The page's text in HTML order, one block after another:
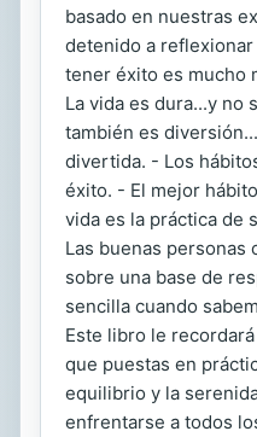
basado en nuestras
detenido a
tener éxito es mucho
La vida es dura...y no
también es
divertida. - Los
éxito. - El mejor
vida es la práctica de
Las buenas personas
sobre una base de
sencilla cuando
Este libro le
que puestas en
equilibrio y la
enfrentarse a todos